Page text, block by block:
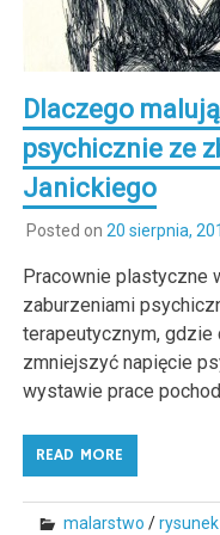
Dlaczego
psychicznie ze
Janickiego
Posted on 20 sierpnia,
Pracownie plastyczne
zaburzeniami
terapeutycznym,
zmniejszyć napięcie
wystawie prace
READ MORE
malarstwo /rysunek